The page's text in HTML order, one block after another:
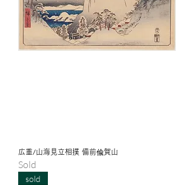
広重/山海見立相撲 備前偸賀山
Sold
sold